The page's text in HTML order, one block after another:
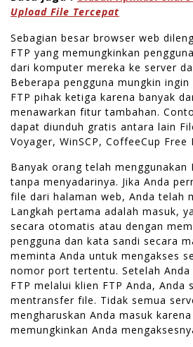
Upload File Tercepat
Sebagian besar browser web
FTP yang memungkinkan
dari komputer mereka ke server
Beberapa pengguna mungkin
FTP pihak ketiga karena banyak
menawarkan fitur tambahan.
dapat diunduh gratis antara lain
Voyager, WinSCP, CoffeeCup Free
Banyak orang telah menggunakan
tanpa menyadarinya. Jika Anda
file dari halaman web, Anda telah
Langkah pertama adalah masuk,
secara otomatis atau dengan
pengguna dan kata sandi secara
meminta Anda untuk mengakses
nomor port tertentu. Setelah Anda
FTP melalui klien FTP Anda, Anda
mentransfer file. Tidak semua
mengharuskan Anda masuk
memungkinkan Anda